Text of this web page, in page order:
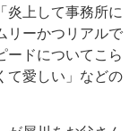
炎上して事務所に
リーかつリアルで
ードについてこら
て愛しい」などの